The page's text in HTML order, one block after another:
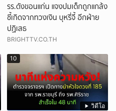
รร.ดังขอนแก่น แจงปมเด็กถูกแกล้ง
ชี้เกิดจากทวงเงิน บุหรี่จี้ อีกฝ่าย
ปฏิเสธ
BRIGHTTV.CO.TH
วิดีโอ
10